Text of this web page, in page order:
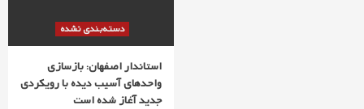
دسته‌بندی نشده
استاندار اصفهان: بازسازی
واحدهای آسیب دیده با رویکردی
جدید آغاز شده است